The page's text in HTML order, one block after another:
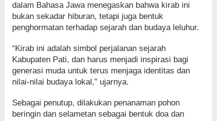
dalam Bahasa Jawa menegaskan bahwa kirab ini
bukan sekadar hiburan, tetapi juga bentuk
penghormatan terhadap sejarah dan budaya leluhur.
“Kirab ini adalah simbol perjalanan sejarah
Kabupaten Pati, dan harus menjadi inspirasi bagi
generasi muda untuk terus menjaga identitas dan
nilai-nilai budaya lokal,” ujarnya.
Sebagai penutup, dilakukan penanaman pohon
beringin dan selametan sebagai bentuk doa dan